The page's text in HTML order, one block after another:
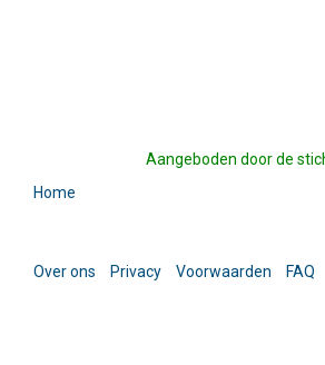
Home
Aangeboden door de
Over ons Privacy Voorwaarden FAQ